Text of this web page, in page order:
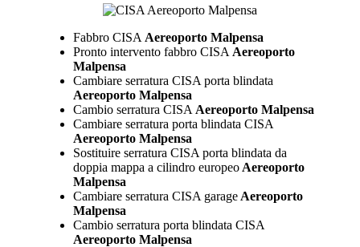
Fabbro CISA Aereoporto Malpensa
Pronto intervento fabbro CISA Aereoporto
Malpensa
Cambiare serratura CISA porta blindata
Aereoporto Malpensa
Cambio serratura CISA Aereoporto Malpensa
Cambiare serratura porta blindata CISA
Aereoporto Malpensa
Sostituire serratura CISA porta blindata da
doppia mappa a cilindro europeo Aereoporto
Malpensa
Cambiare serratura CISA garage Aereoporto
Malpensa
Cambio serratura porta blindata CISA
Aereoporto Malpensa